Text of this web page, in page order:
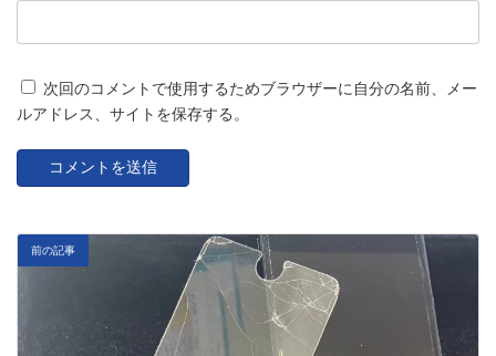
次回のコメントで使用するためブラウザーに自分の名前、メー
ルアドレス、サイトを保存する。
前の記事